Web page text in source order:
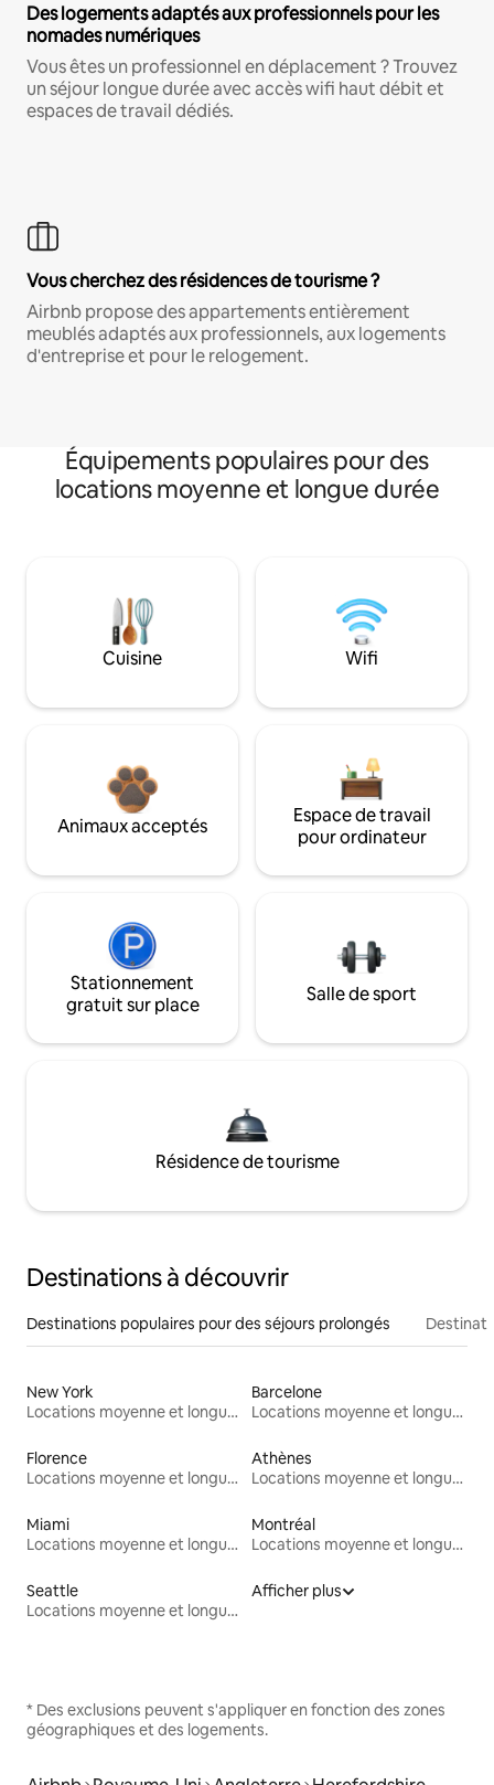
Des logements adaptés aux professionnels pour les
nomades numériques
Vous êtes un professionnel en déplacement ? Trouvez
un séjour longue durée avec accès wifi haut débit et
espaces de travail dédiés.
Vous cherchez des résidences de tourisme ?
Airbnb propose des appartements entièrement
meublés adaptés aux professionnels, aux logements
d'entreprise et pour le relogement.
Équipements populaires pour des
locations moyenne et longue durée
Cuisine Wifi
Animaux acceptés
Espace de travail
pour ordinateur
Stationnement
gratuit sur place
Salle de sport
Résidence de tourisme
Destinations à découvrir
Destinations populaires pour des séjours prolongés
New York
Locations moyenne et longue durée
Barcelone
Locations moyenne et longue durée
Florence
Locations moyenne et longue durée
Athènes
Locations moyenne et longue durée
Miami
Locations moyenne et longue durée
Montréal
Locations moyenne et longue durée
Seattle
Locations moyenne et longue durée
Afficher plus
* Des exclusions peuvent s'appliquer en fonction des zones
géographiques et des logements.